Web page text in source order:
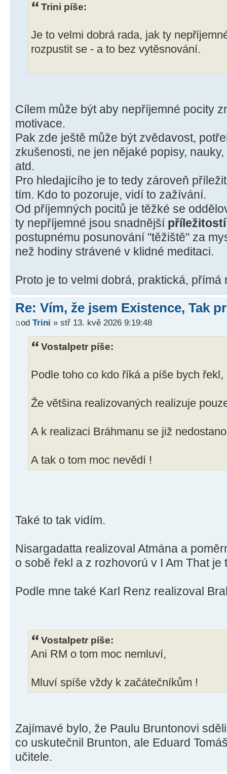
Trini píše:
Je to velmi dobrá rada, jak ty
rozpustit se - a to bez vytěsnování.
Cílem může být aby nepříjemné pocity
motivace.
Pak zde ještě může být zvědavost,
zkušenosti, ne jen nějaké popisy,
atd.
Pro hledajícího je to tedy zároveň
tím. Kdo to pozoruje, vidí to zažívání.
Od příjemných pocitů je těžké se
ty nepříjemné jsou snadnější
postupnému posunování "těžiště" za
než hodiny strávené v klidné meditaci.
Proto je to velmi dobrá, praktická, přímá
Re: Vím, že jsem Existence, Tak
od Trini » stř 13. kvě 2026 9:19:48
Vostalpetr píše:
Podle toho co kdo říká a píše bych řekl,
Že většina realizovaných realizuje
A k realizaci Bráhmanu se již
A tak o tom moc nevědí !
Také to tak vidím.
Nisargadatta realizoval Atmána a
o sobě řekl a z rozhovorú v I Am That je
Podle mne také Karl Renz realizoval
Vostalpetr píše:
Ani RM o tom moc nemluví,
Mluví spíše vždy k začátečníkům !
Zajímavé bylo, že Paulu Bruntonovi
co uskutečnil Brunton, ale Eduard
učitele.